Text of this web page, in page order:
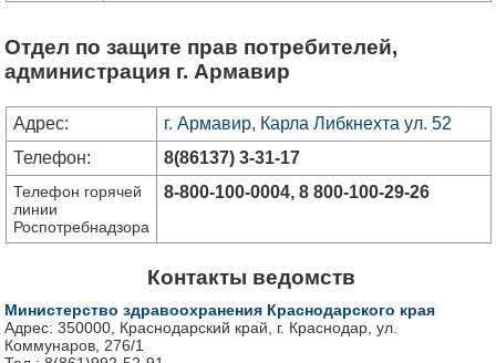
Отдел по защите прав потребителей,
администрация г. Армавир
Адрес:
г. Армавир, Карла Либкнехта ул. 52
Телефон:
8(86137) 3-31-17
Телефон горячей
линии
Роспотребнадзора
8-800-100-0004, 8 800-100-29-26
Контакты ведомств
Министерство здравоохранения Краснодарского края
Адрес: 350000, Краснодарский край, г. Краснодар, ул.
Коммунаров, 276/1